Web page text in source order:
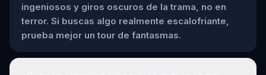
ingeniosos y giros oscuros de la trama, no en
terror. Si buscas algo realmente escalofriante,
prueba mejor un tour de fantasmas.